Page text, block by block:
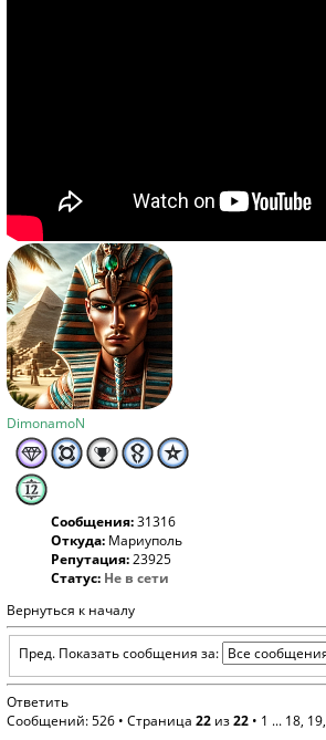
DimonamoN
Сообщения:31316
Откуда: Мариуполь
Репутация:23925
Статус: Не в сети
Вернуться к началу
Пред. Показать сообщения за:
Ответить
Сообщений: 526 • Страница 22 из22 • 1 ... 18, 19,